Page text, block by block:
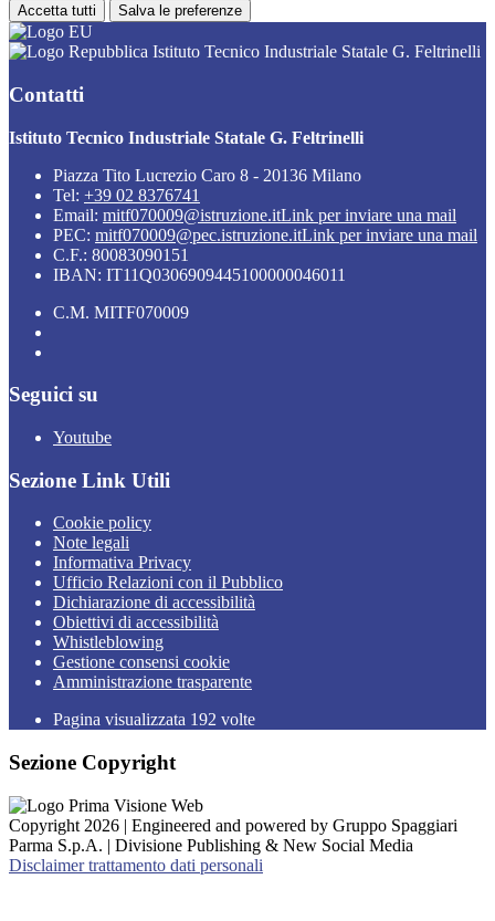
Accetta tutti Salva le preferenze
Istituto Tecnico Industriale Statale G. Feltrinelli
Contatti
Istituto Tecnico Industriale Statale G. Feltrinelli
Piazza Tito Lucrezio Caro 8 - 20136 Milano
Tel: +39 02 8376741
Email: mitf070009@istruzione.itLink per inviare una mail
PEC: mitf070009@pec.istruzione.itLink per inviare una mail
C.F.: 80083090151
IBAN: IT11Q0306909445100000046011
C.M. MITF070009
Seguici su
Youtube
Sezione Link Utili
Cookie policy
Note legali
Informativa Privacy
Ufficio Relazioni con il Pubblico
Dichiarazione di accessibilità
Obiettivi di accessibilità
Whistleblowing
Gestione consensi cookie
Amministrazione trasparente
Pagina visualizzata 192 volte
Sezione Copyright
Copyright 2026 | Engineered and powered by Gruppo Spaggiari
Parma S.p.A. | Divisione Publishing & New Social Media
Disclaimer trattamento dati personali